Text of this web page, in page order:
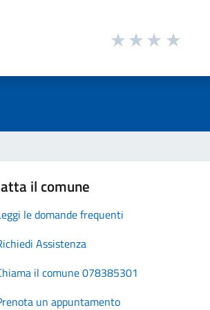
il comune
le domande frequenti
Assistenza
il comune 078385301
un appuntamento